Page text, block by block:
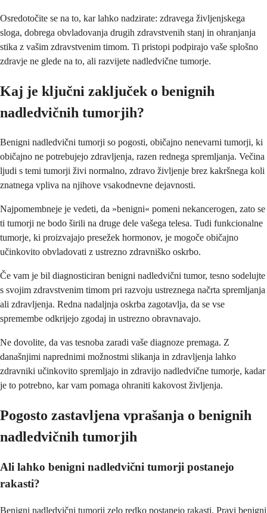
Osredotočite se na to, kar lahko nadzirate: zdravega življenjskega
sloga, dobrega obvladovanja drugih zdravstvenih stanj in ohranjanja
stika z vašim zdravstvenim timom. Ti pristopi podpirajo vaše splošno
zdravje ne glede na to, ali razvijete nadledvične tumorje.
Kaj je ključni zaključek o benignih
nadledvičnih tumorjih?
Benigni nadledvični tumorji so pogosti, običajno nenevarni tumorji, ki
običajno ne potrebujejo zdravljenja, razen rednega spremljanja. Večina
ljudi s temi tumorji živi normalno, zdravo življenje brez kakršnega koli
znatnega vpliva na njihove vsakodnevne dejavnosti.
Najpomembneje je vedeti, da »benigni« pomeni nekancerogen, zato se
ti tumorji ne bodo širili na druge dele vašega telesa. Tudi funkcionalne
tumorje, ki proizvajajo presežek hormonov, je mogoče običajno
učinkovito obvladovati z ustrezno zdravniško oskrbo.
Če vam je bil diagnosticiran benigni nadledvični tumor, tesno sodelujte
s svojim zdravstvenim timom pri razvoju ustreznega načrta spremljanja
ali zdravljenja. Redna nadaljnja oskrba zagotavlja, da se vse
spremembe odkrijejo zgodaj in ustrezno obravnavajo.
Ne dovolite, da vas tesnoba zaradi vaše diagnoze premaga. Z
današnjimi naprednimi možnostmi slikanja in zdravljenja lahko
zdravniki učinkovito spremljajo in zdravijo nadledvične tumorje, kadar
je to potrebno, kar vam pomaga ohraniti kakovost življenja.
Pogosto zastavljena vprašanja o benignih
nadledvičnih tumorjih
Ali lahko benigni nadledvični tumorji postanejo
rakasti?
Benigni nadledvični tumorji zelo redko postanejo rakasti. Pravi benigni